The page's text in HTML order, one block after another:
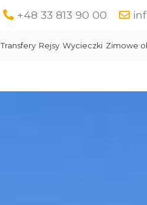
+48 33 813 90 00
Transfery Rejsy Wycieczki Zimowe